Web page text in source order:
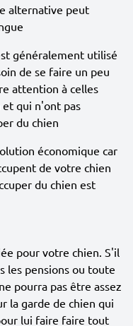
alternative peut
généralement utilisé
de se faire un peu
attention à celles
qui n'ont pas
du chien
économique car
de votre chien
du chien est
pour votre chien. S'il
les pensions ou toute
pourra pas être assez
la garde de chien qui
lui faire faire tout